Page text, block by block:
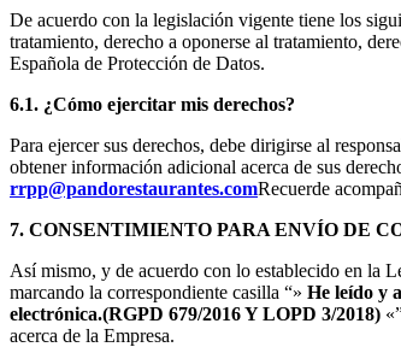
De acuerdo con la legislación vigente tiene los
tratamiento, derecho a oponerse al tratamiento,
Española de Protección de Datos.
6.1. ¿Cómo ejercitar mis derechos?
Para ejercer sus derechos, debe dirigirse al
obtener información adicional acerca de sus
rrpp@pandorestaurantes.comRecuerde
7. CONSENTIMIENTO PARA ENVÍO DE
Así mismo, y de acuerdo con lo establecido en la
marcando la correspondiente casilla “» He leído y
electrónica.(RGPD 679/2016 Y LOPD 3/2018)
acerca de la Empresa.